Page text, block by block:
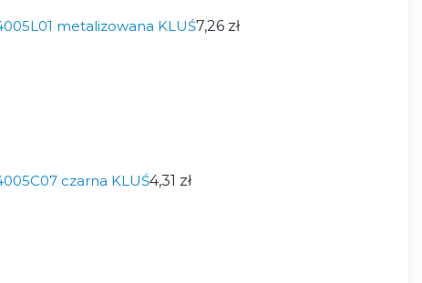
metalizowana KLUŚ7,26 zł
czarna KLUŚ4,31 zł